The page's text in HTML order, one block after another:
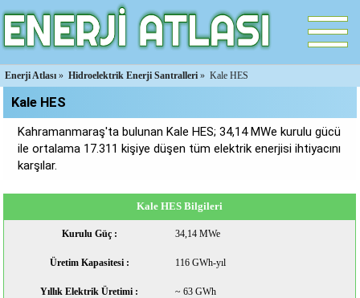
Enerji Atlası » Hidroelektrik Enerji Santralleri » Kale HES
Kale HES
Kahramanmaraş'ta bulunan Kale HES; 34,14 MWe kurulu gücü
ile ortalama 17.311 kişiye düşen tüm elektrik enerjisi ihtiyacını
karşılar.
Kale HES Bilgileri
Kurulu Güç : 34,14 MWe
Üretim Kapasitesi : 116 GWh-yıl
Yıllık Elektrik Üretimi : ~ 63 GWh